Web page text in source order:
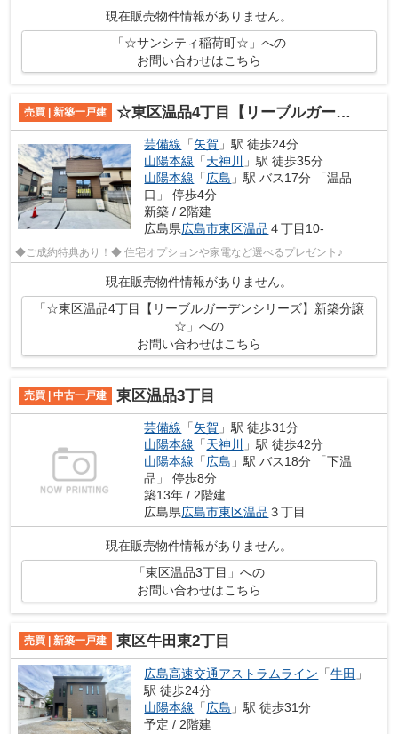
現在販売物件情報がありません。
「☆サンシティ稲荷町☆」への
お問い合わせはこちら
売買 | 新築一戸建 ☆東区温品4丁目【リーブルガーデンシリーズ】新築分譲☆
芸備線 「矢賀 」駅 徒歩24分
山陽本線 「天神川
」駅 徒歩35分
山陽本線 「広島 」駅 バス17分 「温品
口」 停歩4分
新築 / 2階建
広島県広島市東区温品 ４丁目10-
◆ご成約特典あり！◆ 住宅オプションや家電など選べるプレゼント♪
現在販売物件情報がありません。
「☆東区温品4丁目【リーブルガーデンシリーズ】新築分譲
☆」への
お問い合わせはこちら
売買 | 中古一戸建 東区温品3丁目
芸備線 「矢賀 」駅 徒歩31分
山陽本線 「天神川
」駅 徒歩42分
山陽本線 「広島 」駅 バス18分 「下温
品」 停歩8分
築13年 / 2階建
広島県広島市東区温品 ３丁目
現在販売物件情報がありません。
「東区温品3丁目」への
お問い合わせはこちら
売買 | 新築一戸建 東区牛田東2丁目
広島高速交通アストラムライン 「牛田 」
駅 徒歩24分
山陽本線 「広島 」駅 徒歩31分
予定 / 2階建